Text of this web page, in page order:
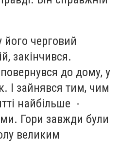
його черговий
закінчився.
до дому, у
І зайнявся тим, чим
найбільше -
Гори завжди були
великим